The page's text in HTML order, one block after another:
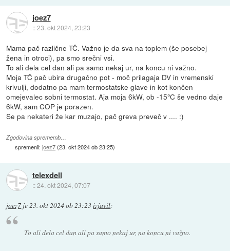
joez7
::23. okt 2024, 23:23
Mama pač različne TČ. Važno je da sva na toplem (še posebej
žena in otroci), pa smo srečni vsi.
To ali dela cel dan ali pa samo nekaj ur, na koncu ni važno.
Moja TČ pač ubira drugačno pot - moč prilagaja DV in vremenski
krivulji, dodatno pa mam termostatske glave in kot končen
omejevalec sobni termostat. Aja moja 6kW, ob -15°C še vedno daje
6kW, sam COP je porazen.
Se pa nekateri že kar muzajo, pač greva preveč v .... :)
Zgodovina sprememb…
spremenil:joez7(23. okt 2024 ob 23:25)
telexdell
::24. okt 2024, 07:07
joez7 je23. okt 2024 ob 23:23izjavil:
To ali dela cel dan ali pa samo nekaj ur, na koncu ni važno.